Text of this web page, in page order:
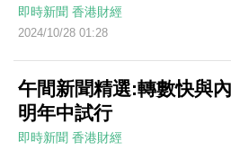
即時新聞 香港財經
2024/10/28 01:28
午間新聞精選:轉數快與
明年中試行
即時新聞 香港財經